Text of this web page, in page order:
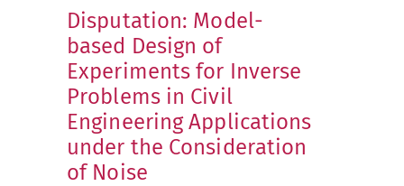
Disputation: Model-
based Design of
Experiments for Inverse
Problems in Civil
Engineering Applications
under the Consideration
of Noise